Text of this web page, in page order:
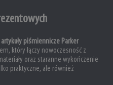
piśmiennicze Parker
który łączy nowoczesność z
oraz staranne wykończenie
praktyczne, ale również